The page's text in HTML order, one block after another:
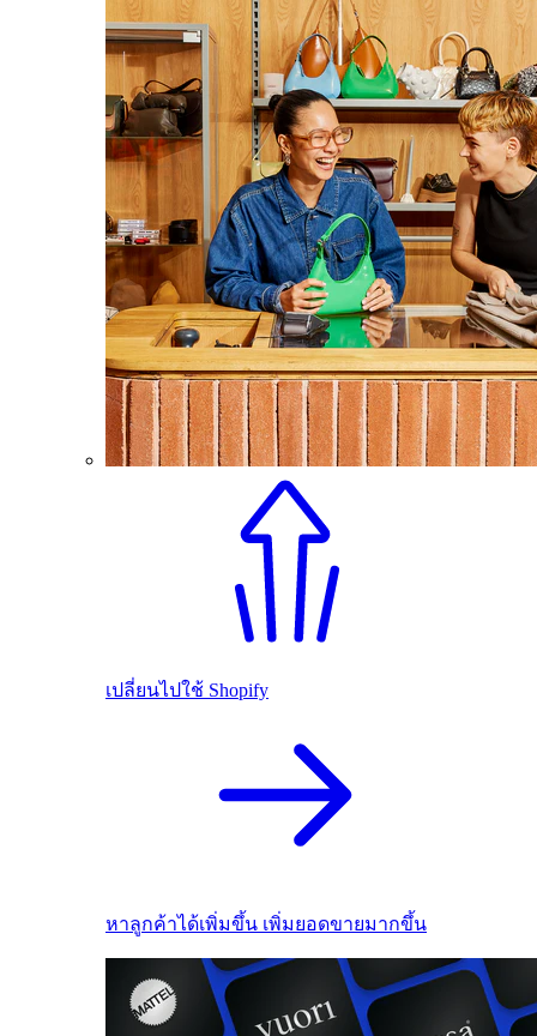
เปลี่ยนไปใช้ Shopify
หาลูกค้าได้เพิ่มขึ้น เพิ่มยอดขายมากขึ้น